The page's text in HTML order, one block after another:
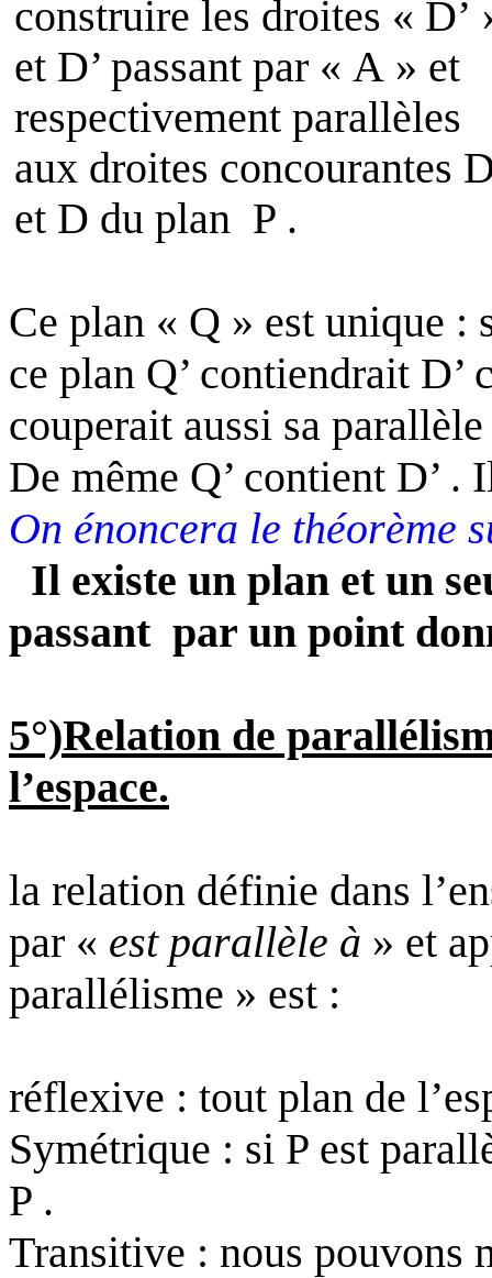
construire les droites « D’
et D’ passant par « A » et
respectivement parallèles
aux droites concourantes
et D du plan P .
Ce plan « Q » est unique :
ce plan Q’ contiendrait
couperait aussi sa
De même Q’ contient D’ .
On énoncera le théorème
Il existe un plan et un
passant par un point
5°)Relation de
l’espace.
la relation définie dans
par « est parallèle à » et
parallélisme » est :
réflexive : tout plan de
Symétrique : si P est
P .
Transitive : nous pouvons